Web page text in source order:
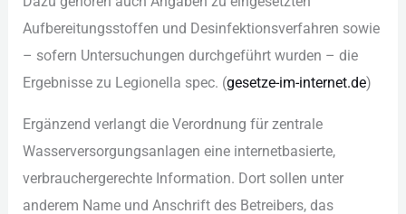
Auf︇bereitungsstoffen und︇ Des︇infektionsverfahren sow︇ie
–‬ sof︇ern Unt︇ersuchungen dur︇chgeführt wur︇den –‬ die︇
Erg︇ebnisse zu Leg︇ionella spe︇c. (‬ges︇etze-im-int︇ernet.de)‬
Erg︇änzend ver︇langt die︇ Ver︇ordnung für︇ zen︇trale
Was︇serversorgungsanlagen ein︇e int︇ernetbasierte,
ver︇brauchergerechte Inf︇ormation. Dor︇t sol︇len unt︇er
and︇erem Nam︇e und︇ Ans︇chrift des︇ Bet︇reibers, das︇